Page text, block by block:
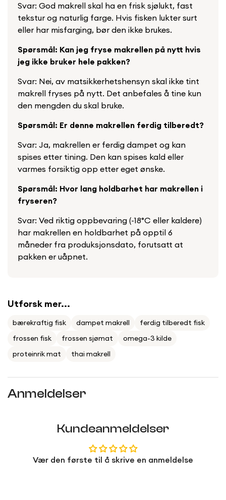
Svar: God makrell skal ha en frisk sjølukt, fast
tekstur og naturlig farge. Hvis fisken lukter surt
eller har misfarging, bør den ikke brukes.
Spørsmål: Kan jeg fryse makrellen på nytt hvis
jeg ikke bruker hele pakken?
Svar: Nei, av matsikkerhetshensyn skal ikke tint
makrell fryses på nytt. Det anbefales å tine kun
den mengden du skal bruke.
Spørsmål: Er denne makrellen ferdig tilberedt?
Svar: Ja, makrellen er ferdig dampet og kan
spises etter tining. Den kan spises kald eller
varmes forsiktig opp etter eget ønske.
Spørsmål: Hvor lang holdbarhet har makrellen i
fryseren?
Svar: Ved riktig oppbevaring (-18°C eller kaldere)
har makrellen en holdbarhet på opptil 6
måneder fra produksjonsdato, forutsatt at
pakken er uåpnet.
Utforsk mer...
bærekraftig fisk dampet makrell
ferdig tilberedt fisk
frossen fisk
frossen sjømat
omega-3 kilde
proteinrik mat
thai makrell
Anmeldelser
Kundeanmeldelser
Vær den første til å skrive en anmeldelse